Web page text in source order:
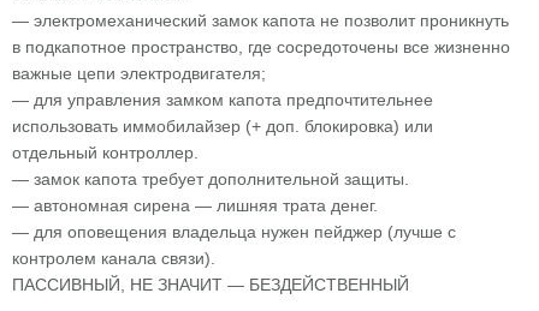
— электромеханический замок капота не позволит проникнуть
в подкапотное пространство, где сосредоточены все жизненно
важные цепи электродвигателя;
— для управления замком капота предпочтительнее
использовать иммобилайзер (+ доп. блокировка) или
отдельный контроллер.
— замок капота требует дополнительной защиты.
— автономная сирена — лишняя трата денег.
— для оповещения владельца нужен пейджер (лучше с
контролем канала связи).
ПАССИВНЫЙ, НЕ ЗНАЧИТ — БЕЗДЕЙСТВЕННЫЙ